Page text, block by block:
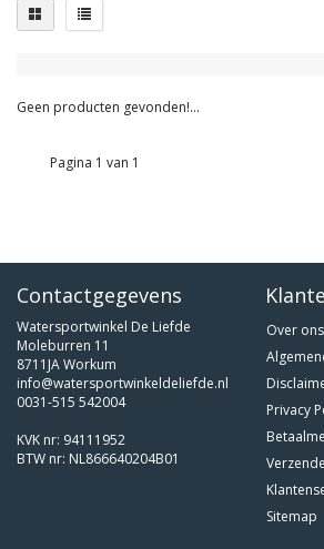
Geen producten gevonden!...
Pagina 1 van 1
Contactgegevens
Watersportwinkel De Liefde
Moleburren 11
8711JA Workum
info@watersportwinkeldeliefde.nl
0031-515 542004
KVK nr: 94111952
BTW nr: NL866640204B01
Over ons
Privacy
Sitemap